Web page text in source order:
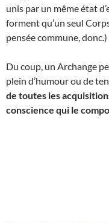
unis par un même état
forment qu’un seul
pensée commune, donc.)
Du coup, un Archange
plein d’humour ou de
de toutes les
conscience qui le